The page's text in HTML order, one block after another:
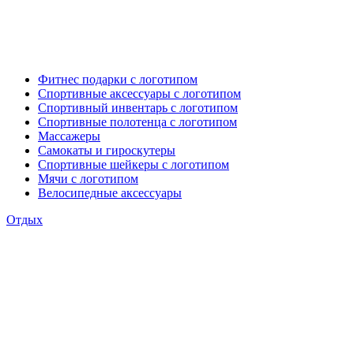
Фитнес подарки с логотипом
Спортивные аксессуары с логотипом
Спортивный инвентарь с логотипом
Спортивные полотенца с логотипом
Массажеры
Самокаты и гироскутеры
Спортивные шейкеры с логотипом
Мячи с логотипом
Велосипедные аксессуары
Отдых